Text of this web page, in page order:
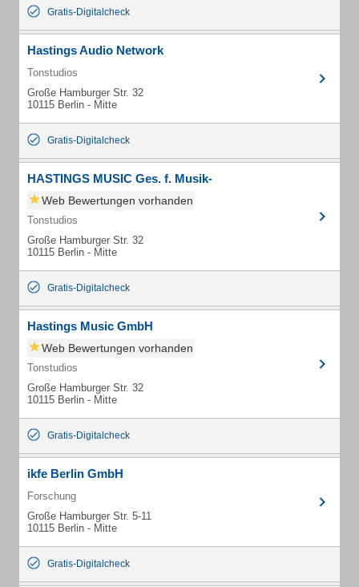
Gratis-Digitalcheck
Hastings Audio Network
Tonstudios
Große Hamburger Str. 32
10115 Berlin - Mitte
Gratis-Digitalcheck
HASTINGS MUSIC Ges. f. Musik-
Web Bewertungen vorhanden
Tonstudios
Große Hamburger Str. 32
10115 Berlin - Mitte
Gratis-Digitalcheck
Hastings Music GmbH
Web Bewertungen vorhanden
Tonstudios
Große Hamburger Str. 32
10115 Berlin - Mitte
Gratis-Digitalcheck
ikfe Berlin GmbH
Forschung
Große Hamburger Str. 5-11
10115 Berlin - Mitte
Gratis-Digitalcheck